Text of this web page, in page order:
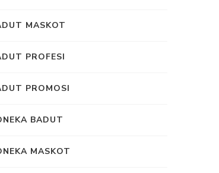
MASKOT
PROFESI
PROMOSI
BADUT
MASKOT